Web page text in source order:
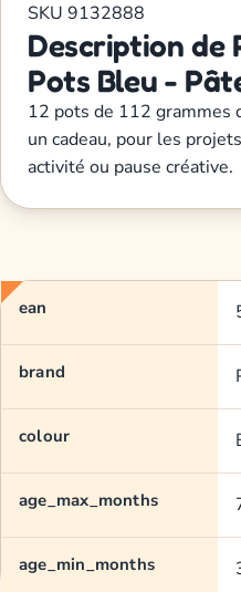
SKU 9132888
Description de
Pots Bleu -
12 pots de 112 grammes
un cadeau, pour les
activité ou pause créative.
ean
brand
colour
age_max_months
age_min_months